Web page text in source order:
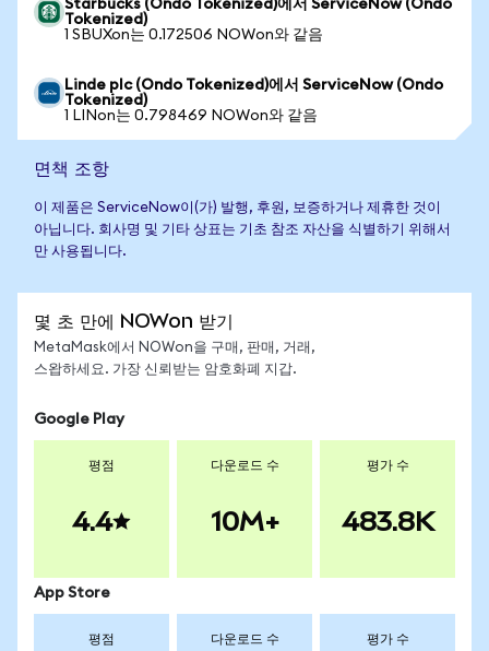
Starbucks (Ondo Tokenized)에서 ServiceNow (Ondo
Tokenized)
1 SBUXon는 0.172506 NOWon와 같음
Linde plc (Ondo Tokenized)에서 ServiceNow (Ondo
Tokenized)
1 LINon는 0.798469 NOWon와 같음
면책 조항
이 제품은 ServiceNow이(가) 발행, 후원, 보증하거나 제휴한 것이
아닙니다. 회사명 및 기타 상표는 기초 참조 자산을 식별하기 위해서
만 사용됩니다.
몇 초 만에 NOWon 받기
MetaMask에서 NOWon을 구매, 판매, 거래,
스왑하세요. 가장 신뢰받는 암호화폐 지갑.
Google Play
평점
4.4
다운로드 수
10M+
평가 수
483.8K
App Store
평점 다운로드 수 평가 수